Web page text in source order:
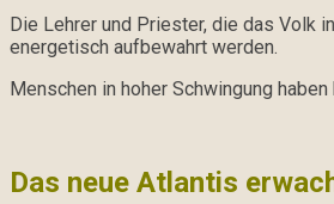
Die Lehrer und Priester, die das Volk
energetisch aufbewahrt werden.
Menschen in hoher Schwingung
Das neue Atlantis